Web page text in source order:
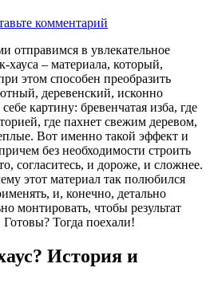
комментарий
отправимся в увлекательное
хауса – материала, который,
этом способен преобразить
деревенский, исконно
картину: бревенчатая изба, где
где пахнет свежим деревом,
Вот именно такой эффект и
без необходимости строить
согласитесь, и дороже, и сложнее.
этот материал так полюбился
и, конечно, детально
монтировать, чтобы результат
Готовы? Тогда поехали!
История и